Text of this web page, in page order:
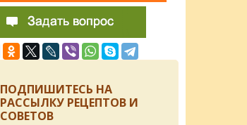
ПОДПИШИТЕСЬ НА
РАССЫЛКУ РЕЦЕПТОВ И
СОВЕТОВ